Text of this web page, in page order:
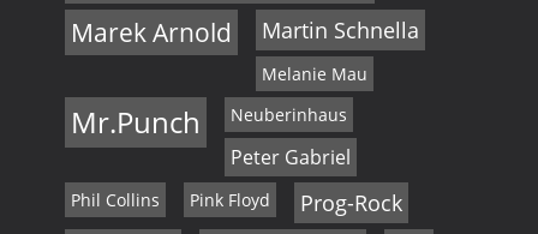
Marek Arnold Martin Schnella
Melanie Mau
Mr.Punch Neuberinhaus
Peter Gabriel
Phil Collins Pink Floyd Prog-Rock